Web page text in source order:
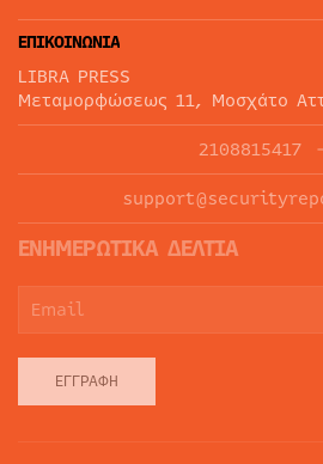
ΕΠΙΚΟΙΝΩΝΙΑ
LIBRA PRESS
Μεταμορφώσεως 11, Μοσχάτο
2108815417
ΕΝΗΜΕΡΩΤΙΚΑ ΔΕΛΤΙΑ
ΕΓΓΡΑΦΉ